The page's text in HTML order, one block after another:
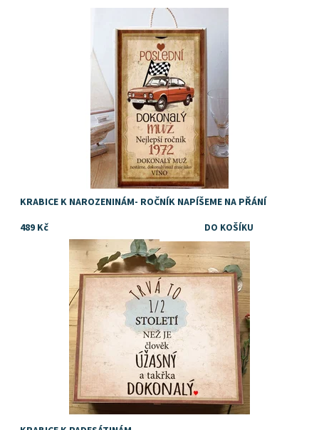
Kazeta, krabice nebo box na víno nebo jiný alkohol, pochutiny
nebo drobné dárky jako dárek k narozeninám
Skladem
KRABICE K NAROZENINÁM- ROČNÍK NAPÍŠEME NA PŘÁNÍ
489 Kč
Dostupnost:
Skladem